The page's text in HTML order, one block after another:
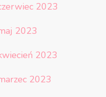
2023
2023
2023
2023